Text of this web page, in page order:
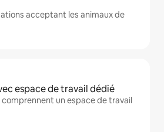
acceptant les animaux de
espace de travail dédié
un espace de travail